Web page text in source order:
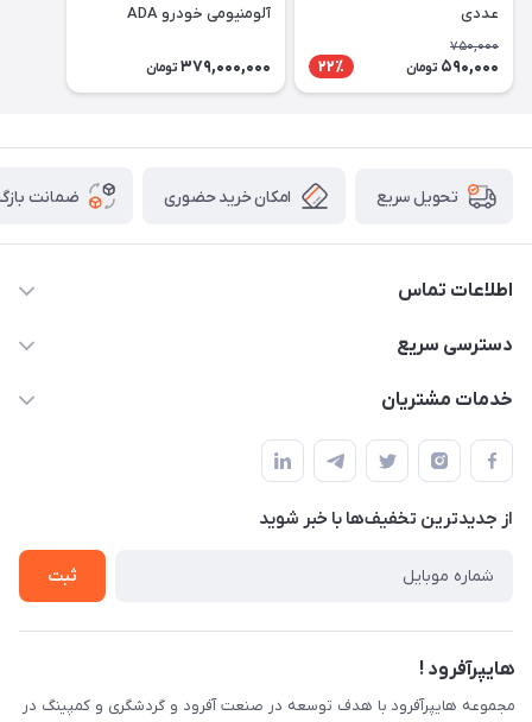
عددی
750,000
590,000 تومان 22٪
آلومنیومی خودرو ADA
379,000,000 تومان
تحویل سریع امکان خرید حضوری ضمانت
اطلاعات تماس
09120582600
دسترسی سریع
حساب کاربری
لیست محصولات
درباره ما
خدمات مشتریان
قوانین و مقررات
حریم خصوصی
راهنما
از جدید‌ترین تخفیف‌ها با‌ خبر شوید
ثبت
هایپرآفرود !
مجموعه هایپرآفرود با هدف توسعه در صنعت آفرود و گردشگری و کمپینگ در